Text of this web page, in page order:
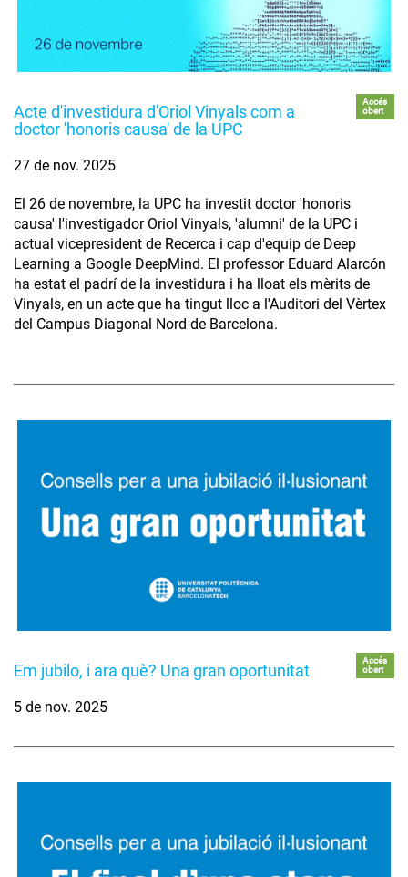
Acte d'investidura d'Oriol Vinyals com a
doctor 'honoris causa' de la UPC
Accés
obert
27 de nov. 2025
El 26 de novembre, la UPC ha investit doctor 'honoris
causa' l'investigador Oriol Vinyals, 'alumni' de la UPC i
actual vicepresident de Recerca i cap d'equip de Deep
Learning a Google DeepMind. El professor Eduard Alarcón
ha estat el padrí de la investidura i ha lloat els mèrits de
Vinyals, en un acte que ha tingut lloc a l'Auditori del Vèrtex
del Campus Diagonal Nord de Barcelona.
Em jubilo, i ara què? Una gran oportunitat
Accés
obert
5 de nov. 2025